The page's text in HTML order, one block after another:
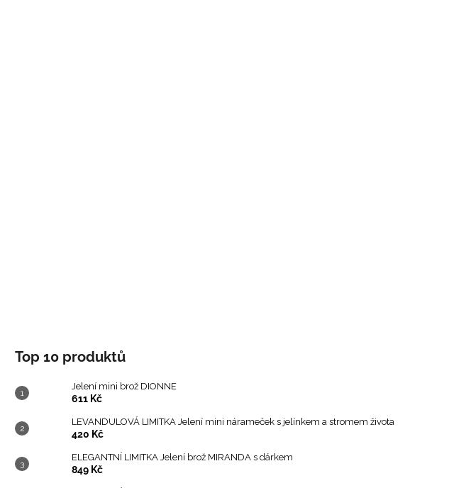
Top 10 produktů
Jelení mini brož DIONNE
611 Kč
LEVANDULOVÁ LIMITKA Jelení mini nárameček s jelínkem a stromem života
420 Kč
ELEGANTNÍ LIMITKA Jelení brož MIRANDA s dárkem
849 Kč